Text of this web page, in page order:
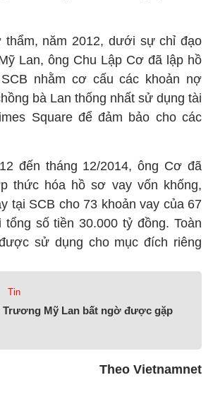
thẩm, năm 2012, dưới sự chỉ đạo
Lan, ông Chu Lập Cơ đã lập hồ
nhằm cơ cấu các khoản nợ
bà Lan thống nhất sử dụng tài
Square để đảm bảo cho các
đến tháng 12/2014, ông Cơ đã
thức hóa hồ sơ vay vốn khống,
tại SCB cho 73 khoản vay của 67
tổng số tiền 30.000 tỷ đồng. Toàn
sử dụng cho mục đích riêng
Tin
Trương Mỹ Lan bất ngờ được gặp
Theo Vietnamnet